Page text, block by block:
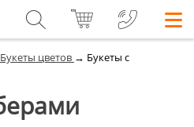
Букеты цветов → Букеты с